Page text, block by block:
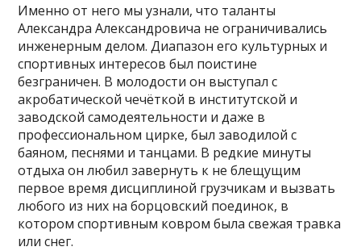
Именно от него мы узнали, что таланты
Александра Александровича не ограничивались
инженерным делом. Диапазон его культурных и
спортивных интересов был поистине
безграничен. В молодости он выступал с
акробатической чечёткой в институтской и
заводской самодеятельности и даже в
профессиональном цирке, был заводилой с
баяном, песнями и танцами. В редкие минуты
отдыха он любил завернуть к не блещущим
первое время дисциплиной грузчикам и вызвать
любого из них на борцовский поединок, в
котором спортивным ковром была свежая травка
или снег.